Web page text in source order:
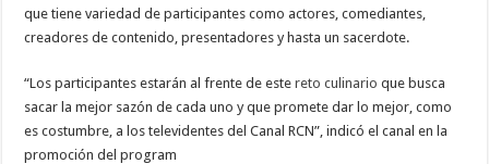
que tiene variedad de participantes como actores, comediantes,
creadores de contenido, presentadores y hasta un sacerdote.
“Los participantes estarán al frente de estereto culinario que busca
sacar la mejor sazón de cada uno y que promete dar lo mejor, como
es costumbre, a los televidentes del Canal RCN”, indicó el canal en la
promoción del program